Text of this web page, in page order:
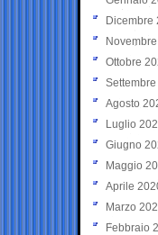
Dicembre
Ottobre
Agosto
Luglio
Giugno
Maggio
Aprile
Marzo
Febbraio